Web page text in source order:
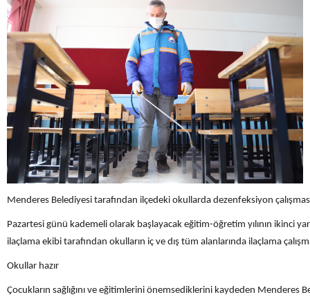
Menderes Belediyesi tarafından ilçedeki okullarda dezenfeksiyon
Pazartesi günü kademeli olarak başlayacak eğitim-öğretim yılının ikinci
ilaçlama ekibi tarafından okulların iç ve dış tüm alanlarında ilaçlama
Okullar hazır
Çocukların sağlığını ve eğitimlerini önemsediklerini kaydeden